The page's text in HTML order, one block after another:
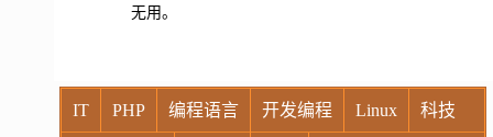
无用。
IT PHP 编程语言 开发编程 Linux 科技